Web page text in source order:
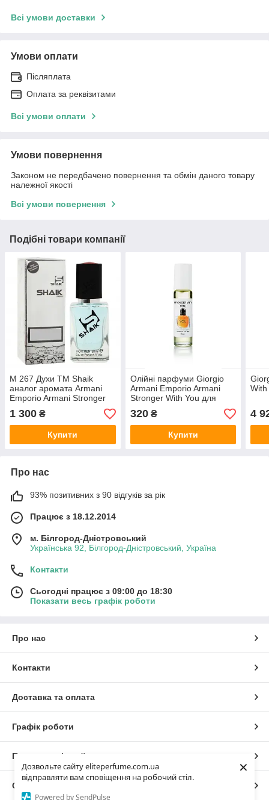
Дозвольте сайту eliteperfume.com.ua
відправляти вам сповіщення на робочий стіл.
Powered by SendPulse
×
Всі умови доставки
Умови оплати
Післяплата
Оплата за реквізитами
Всі умови оплати
Умови повернення
Законом не передбачено повернення та обмін даного товару
належної якості
Всі умови повернення
Подібні товари компанії
M 267 Духи ТМ Shaik
аналог аромата Armani
Emporio Armani Stronger
1 300 ₴
Купити
Олійні парфуми Giorgio
Armani Emporio Armani
Stronger With You для
чоловіків і хлопців 10 мл
Франція
320₴
Купити
4
Про нас
93% позитивних з 90 відгуків за рік
Працює з 18.12.2014
м. Білгород-Дністровський
Українська 92, Білгород-Дністровський, Україна
Контакти
Сьогодні працює з 09:00 до 18:30
Показати весь графік роботи
Про нас
Контакти
Доставка та оплата
Графік роботи
Повна версія сайту
Сайт створено на маркетплейсі